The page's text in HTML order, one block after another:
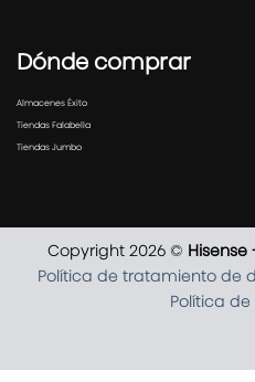
Dónde comprar
Almacenes Éxito
Tiendas Falabella
Tiendas Jumbo
Copyright 2026 © Hisense
Política de tratamiento de
Política